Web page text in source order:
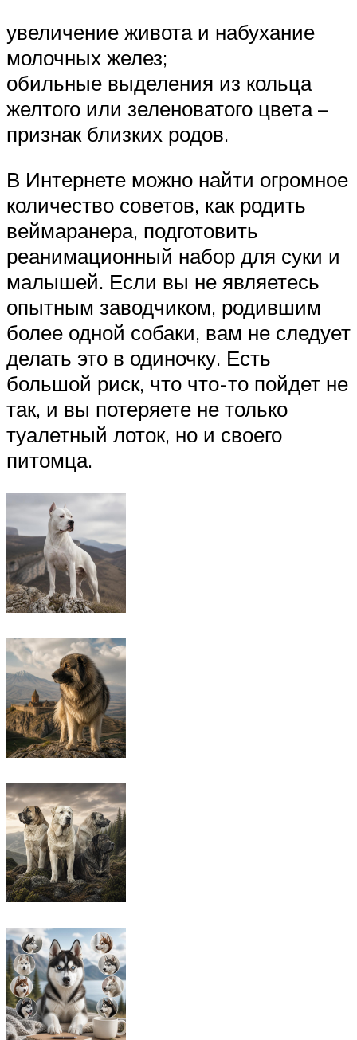
увеличение живота и набухание
молочных желез;
обильные выделения из кольца
желтого или зеленоватого цвета –
признак близких родов.
В Интернете можно найти огромное
количество советов, как родить
веймаранера, подготовить
реанимационный набор для суки и
малышей. Если вы не являетесь
опытным заводчиком, родившим
более одной собаки, вам не следует
делать это в одиночку. Есть
большой риск, что что-то пойдет не
так, и вы потеряете не только
туалетный лоток, но и своего
питомца.